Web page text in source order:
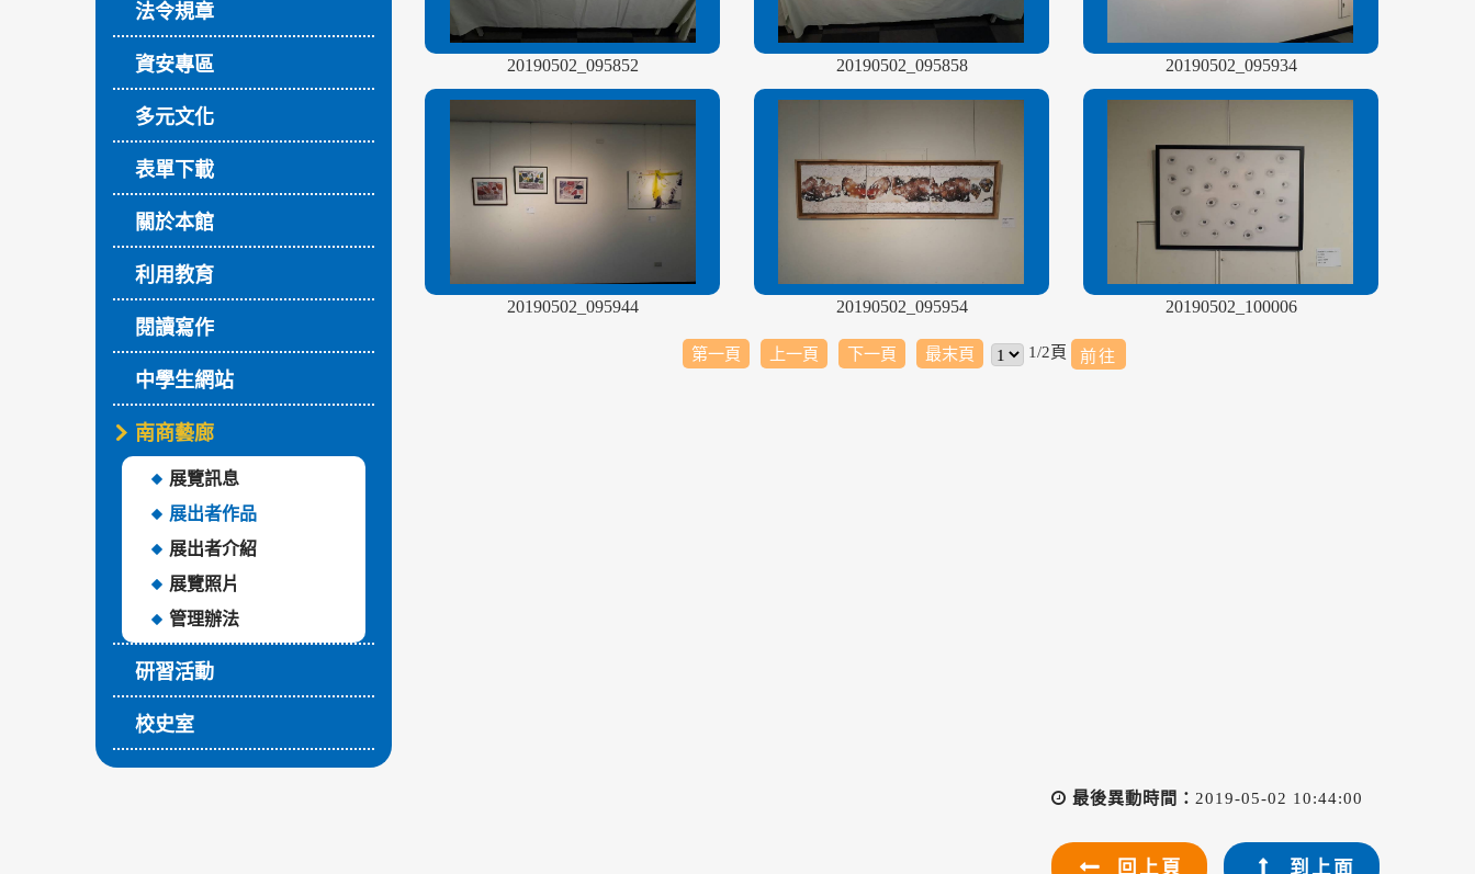
法令規章
資安專區
多元文化
表單下載
關於本館
利用教育
閱讀寫作
中學生網站
南商藝廊
展覽訊息
展出者作品
展出者介紹
展覽照片
管理辦法
研習活動
校史室
20190502_095852 20190502_095858 20190502_095934
20190502_095944 20190502_095954 20190502_100006
第一頁 上一頁 下一頁 最末頁 1/2頁
最後異動時間： 2019-05-02 10:44:00
回上頁 到上面